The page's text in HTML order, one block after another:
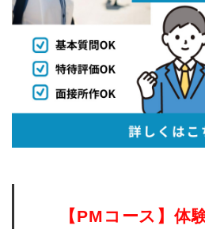
【PMコース】体